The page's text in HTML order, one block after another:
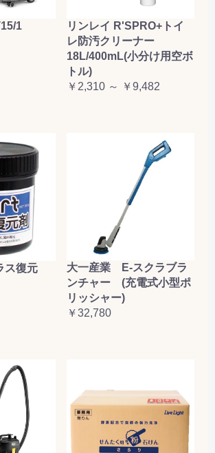
1
リンレイ R'SPRO+トイ
レ防汚クリーナー
18L/400mL(小分け用空ボ
トル)
￥2,310 ～ ￥9,482
ス復元
大一産業 E-スクラブラ
ンチャー (充電式小型ポ
リッシャー)
￥32,780